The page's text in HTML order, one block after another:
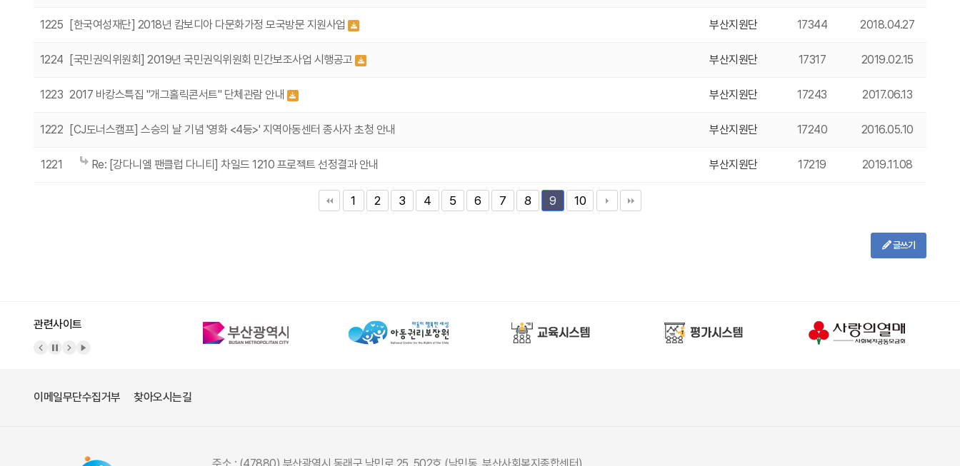
1225 [한국여성재단] 2018년 캄보디아 다문화가정 모국방문 지원사업 부산지원단 17344 2018.04.27
1224 [국민권익위원회] 2019년 국민권익위원회 민간보조사업 시행공고 부산지원단 17317 2019.02.15
1223 2017 바캉스특집 "개그홀릭콘서트" 단체관람 안내 부산지원단 17243 2017.06.13
1222 [CJ도너스캠프] 스승의 날 기념 '영화 <4등>' 지역아동센터 종사자 초청 안내 부산지원단 17240 2016.05.10
1221 Re: [강다니엘 팬클럽 다니티] 차일드 1210 프로젝트 선정결과 안내 부산지원단 17219 2019.11.08
1 2 3 4 5 6 7 8 9 10
글쓰기
관련사이트
이메일무단수집거부 찾아오시는길